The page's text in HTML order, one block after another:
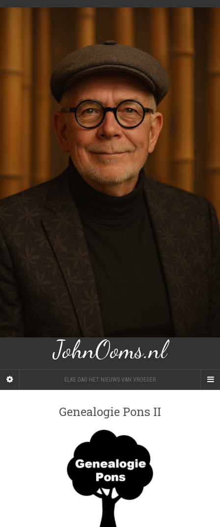
JohnOoms.nl
ELKE DAG HET NIEUWS VAN VROEGER
Genealogie Pons II